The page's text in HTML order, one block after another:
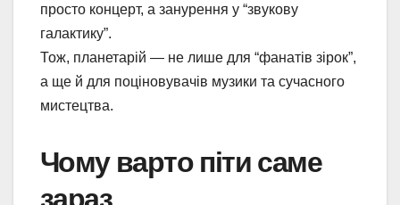
просто концерт, а занурення у “звукову
галактику”.
Тож, планетарій — не лише для “фанатів зірок”,
а ще й для поціновувачів музики та сучасного
мистецтва.
Чому варто піти саме